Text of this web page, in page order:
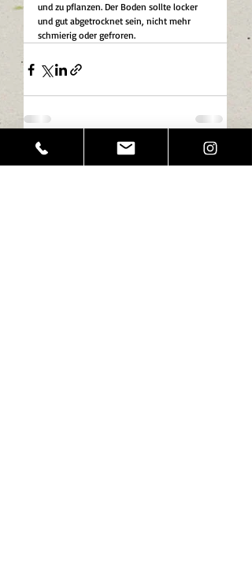
und zu pflanzen. Der Boden sollte locker
und gut abgetrocknet sein, nicht mehr
schmierig oder gefroren.
Aktuelle Beiträge Alle ansehen